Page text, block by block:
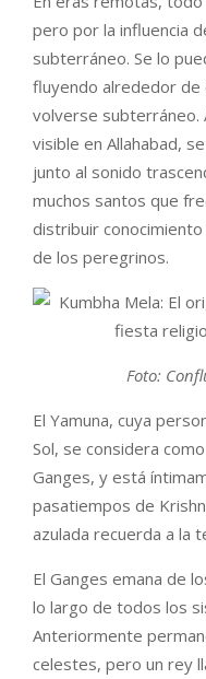
pero por la influencia
subterráneo. Se lo
fluyendo alrededor de
volverse subterráneo.
visible en Allahabad,
junto al sonido
muchos santos que
distribuir
de los peregrinos.
Foto:
El Yamuna, cuya
Sol, se considera
Ganges, y está
pasatiempos de
azulada recuerda a la
El Ganges emana de
lo largo de todos los
Anteriormente
celestes, pero un rey